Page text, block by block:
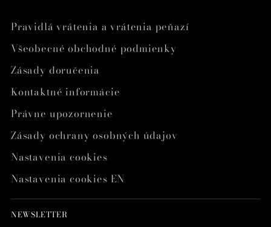
Pravidlá vrátenia a vrátenia peňazí
Všeobecné obchodné podmienky
Zásady doručenia
Kontaktné informácie
Právne upozornenie
Zásady ochrany osobných údajov
Nastavenia cookies
Nastavenia cookies EN
NEWSLETTER